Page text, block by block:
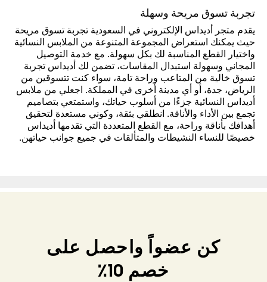
تجربة تسوق مريحة وسهلة
يقدم متجر أديداس الإلكتروني في السعودية تجربة تسوق مريحة
حيث يمكنك استعراض المجموعة المتنوعة من الملابس النسائية
واختيار القطع المناسبة لك بكل سهولة. مع خدمة التوصيل
المجاني وسهولة استبدال المقاسات، تضمن لك أديداس تجربة
تسوق خالية من المتاعب وراحة تامة، سواء كنت تتسوقين من
الرياض، جدة، أو أي مدينة أخرى في المملكة. اجعلي من ملابس
أديداس النسائية جزءًا من أسلوب حياتك، واستمتعي بتصاميم
تجمع بين الأداء والأناقة. انطلقي بثقة، وكوني مستعدة لتحقيق
أهدافك بأناقة وراحة، مع القطع المتعددة التي تقدمها أديداس
خصيصًا للنساء النشيطات والمتألقات في جميع جوانب حياتهن.
كن عضواً واحصل على
خصم 10٪